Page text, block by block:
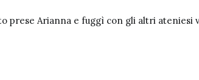
prese Arianna e fuggì con gli altri ateniesi